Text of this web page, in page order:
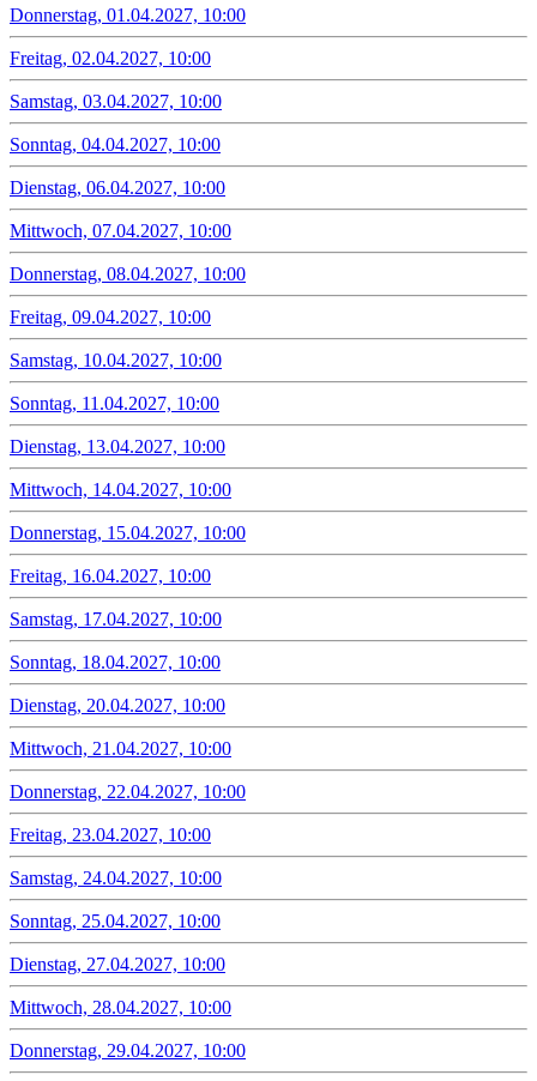
Donnerstag, 01.04.2027, 10:00
Freitag, 02.04.2027, 10:00
Samstag, 03.04.2027, 10:00
Sonntag, 04.04.2027, 10:00
Dienstag, 06.04.2027, 10:00
Mittwoch, 07.04.2027, 10:00
Donnerstag, 08.04.2027, 10:00
Freitag, 09.04.2027, 10:00
Samstag, 10.04.2027, 10:00
Sonntag, 11.04.2027, 10:00
Dienstag, 13.04.2027, 10:00
Mittwoch, 14.04.2027, 10:00
Donnerstag, 15.04.2027, 10:00
Freitag, 16.04.2027, 10:00
Samstag, 17.04.2027, 10:00
Sonntag, 18.04.2027, 10:00
Dienstag, 20.04.2027, 10:00
Mittwoch, 21.04.2027, 10:00
Donnerstag, 22.04.2027, 10:00
Freitag, 23.04.2027, 10:00
Samstag, 24.04.2027, 10:00
Sonntag, 25.04.2027, 10:00
Dienstag, 27.04.2027, 10:00
Mittwoch, 28.04.2027, 10:00
Donnerstag, 29.04.2027, 10:00